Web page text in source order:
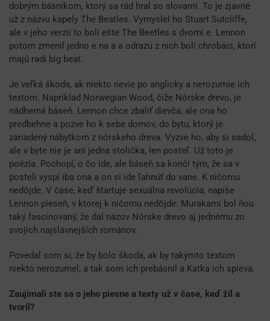
dobrým básnikom, ktorý sa rád hral so slovami. To je zjavné
už z názvu kapely The Beatles. Vymyslel ho Stuart Sutcliffe,
ale v jeho verzii to boli ešte The Beetles s dvomi e. Lennon
potom zmenil jedno e na a a odrazu z nich boli chrobáci, ktorí
majú radi big beat.
Je veľká škoda, ak niekto nevie po anglicky a nerozumie ich
textom. Napríklad Norwegian Wood, čiže Nórske drevo, je
nádherná báseň. Lennon chce zbaliť dievča, ale ona ho
predbehne a pozve ho k sebe domov, do bytu, ktorý je
zariadený nábytkom z nórskeho dreva. Vyzve ho, aby si sadol,
ale v byte nie je ani jedna stolička, len posteľ. Už toto je
poézia. Pochopí, o čo ide, ale báseň sa končí tým, že sa v
posteli vyspí iba ona a on si ide ľahnúť do vane. K ničomu
nedôjde. V čase, keď štartuje sexuálna revolúcia, napíše
Lennon pieseň, v ktorej k ničomu nedôjde. Murakami bol ňou
taký fascinovaný, že dal názov Nórske drevo aj jednému zo
svojich najslávnejších románov.
Povedal som si, že by bolo škoda, ak by takýmto textom
niekto nerozumel, a tak som ich prebásnil a Katka ich spieva.
Zaujímali ste sa o jeho piesne a texty už v čase, keď žil a
tvoril?